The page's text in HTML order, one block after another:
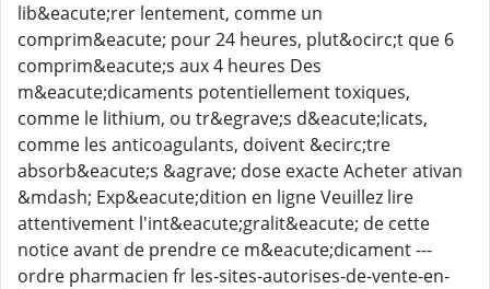
lib&eacute;rer lentement, comme un
comprim&eacute; pour 24 heures, plut&ocirc;t que 6
comprim&eacute;s aux 4 heures Des
m&eacute;dicaments potentiellement toxiques,
comme le lithium, ou tr&egrave;s d&eacute;licats,
comme les anticoagulants, doivent &ecirc;tre
absorb&eacute;s &agrave; dose exacte Acheter ativan
&mdash; Exp&eacute;dition en ligne Veuillez lire
attentivement l'int&eacute;gralit&eacute; de cette
notice avant de prendre ce m&eacute;dicament ---
ordre pharmacien fr les-sites-autorises-de-vente-en-